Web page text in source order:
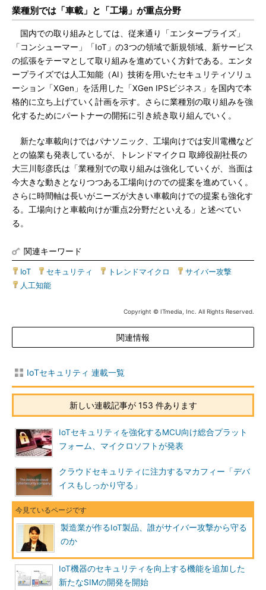
業種別では「車載」と「工場」が重点分野
国内での取り組みとしては、従来通り「エンタープライズ」
「コンシューマー」「IoT」の3つの領域で新規領域、新サービス
の拡張をテーマとして取り組みを進めていく方針である。エンタ
ープライズでは人工知能（AI）技術を用いたセキュリティソリュ
ーション「XGen」を活用した「XGen IPSビジネス」を国内で本
格的に立ち上げていく計画を示す。さらに業種別の取り組みを強
化するためにパートナーの開拓に引き続き取り組んでいく。
新たな車載向けではパナソニック、工場向けでは安川電機など
との協業も発表しているが、トレンドマイクロ 取締役副社長の
大三川彰彦氏は「業種別での取り組みは強化していくが、当面は
今大きな動きとなりつつある工場向けのでの提案を進めていく。
さらに時間軸は長いがニーズが大きい車載向けでの提案も強化す
る。工場向けと車載向けが重点2分野だといえる」と述べてい
る。
関連キーワード
IoT セキュリティ トレンドマイクロ サイバー攻撃
人工知能
Copyright © ITmedia, Inc. All Rights Reserved.
関連情報
IoTセキュリティ 連載一覧
新しい連載記事が 153 件あります
IoTセキュリティを強化するMCU向け総合プラット
フォーム、マイクロソフトが発表
クラウドセキュリティに注力するマカフィー「デバ
イスもしっかり守る」
製造業が作るIoT製品、誰がサイバー攻撃から守る
のか
IoT機器のセキュリティを向上する機能を追加した
新たなSIMの開発を開始